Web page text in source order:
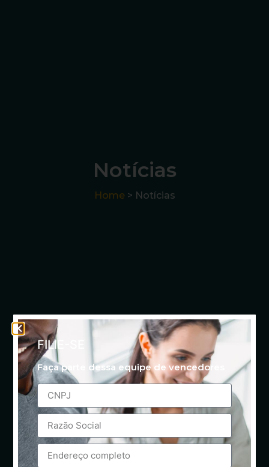
Notícias
Home > Notícias
FILIE-SE
Faça parte dessa equipe de vencedores